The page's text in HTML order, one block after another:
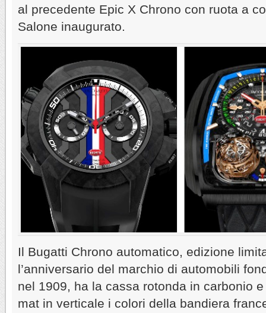
al precedente Epic X Chrono con ruota a
Salone inaugurato.
Il Bugatti Chrono automatico, edizione
l’anniversario del marchio di automobili
nel 1909, ha la cassa rotonda in carbonio
mat in verticale i colori della bandiera